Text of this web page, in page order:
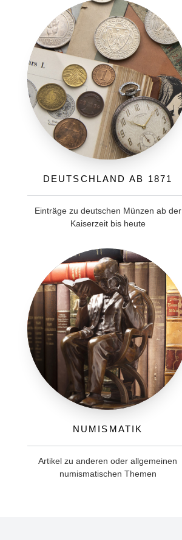
Deutschland ab 1871
Einträge zu deutschen Münzen ab der
Kaiserzeit bis heute
Numismatik
Artikel zu anderen oder allgemeinen
numismatischen Themen